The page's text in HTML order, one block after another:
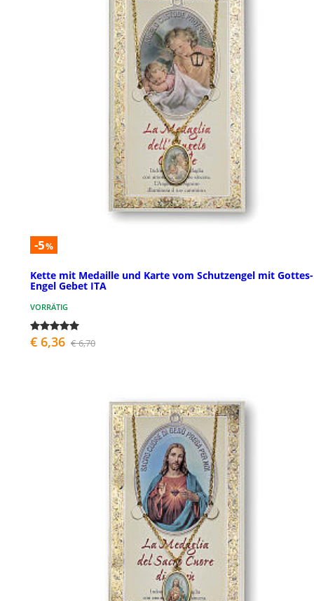
-5%
Kette mit Medaille und Karte vom Schutzengel mit Gottes-
Engel Gebet ITA
VORRÄTIG
€ 6,36 € 6,70